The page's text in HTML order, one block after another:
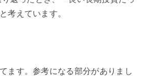
考えています。
ます。参考になる部分がありまし